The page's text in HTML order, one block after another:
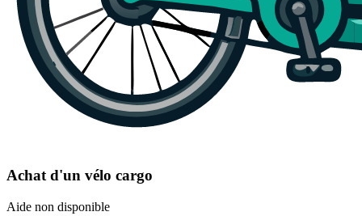
Achat d'un vélo cargo
Aide non disponible